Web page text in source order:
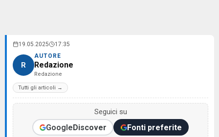
19.05.2025 17:35
R
AUTORE
Redazione
Redazione
Tutti gli articoli →
Seguici su
GoogleDiscover Fonti preferite